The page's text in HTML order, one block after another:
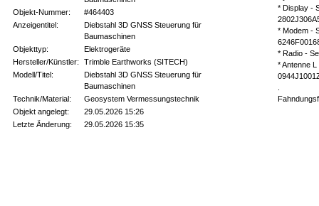
Objekt-Nummer:
#464403
Anzeigentitel:
Diebstahl 3D GNSS Steuerung für
Baumaschinen
Objekttyp:
Elektrogeräte
Hersteller/Künstler:
Trimble Earthworks (SITECH)
Modell/Titel:
Diebstahl 3D GNSS Steuerung für
Baumaschinen
Technik/Material:
Geosystem Vermessungstechnik
Objekt angelegt:
29.05.2026 15:26
Letzte Änderung:
29.05.2026 15:35
* Display -
* Modem -
* Radio -
* Antenne